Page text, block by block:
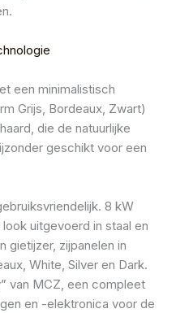
een minimalistisch
Grijs, Bordeaux, Zwart)
die de natuurlijke
geschikt voor een
8 kW
uitgevoerd in staal en
gietijzer, zijpanelen in
White, Silver en Dark.
van MCZ, een compleet
en -elektronica voor de